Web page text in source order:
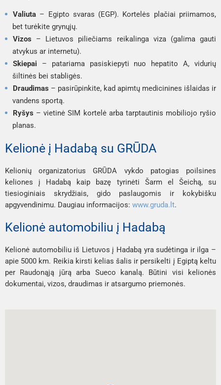
Valiuta – Egipto svaras (EGP). Kortelės plačiai priimamos,
bet turėkite grynųjų.
Vizos – Lietuvos piliečiams reikalinga viza (galima gauti
atvykus ar internetu).
Skiepai – patariama pasiskiepyti nuo hepatito A, vidurių
šiltinės bei stabligės.
Draudimas – pasirūpinkite, kad apimtų medicinines išlaidas ir
vandens sportą.
Ryšys – vietinė SIM kortelė arba tarptautinis mobiliojo ryšio
planas.
Kelionė į Hadabą su GRŪDA
Kelionių organizatorius GRŪDA vykdo patogias poilsines
keliones į Hadabą kaip bazę tyrinėti Šarm el Šeichą, su
tiesioginiais skrydžiais, gido paslaugomis ir kokybišku
apgyvendinimu. Daugiau informacijos: www.gruda.lt.
Kelionė automobiliu į Hadabą
Kelionė automobiliu iš Lietuvos į Hadabą yra sudėtinga ir ilga –
apie 5000 km. Reikia kirsti kelias šalis ir persikelti į Egiptą keltu
per Raudonąją jūrą arba Sueco kanalą. Būtini visi kelionės
dokumentai, vizos, draudimas ir atsargumo priemonės.